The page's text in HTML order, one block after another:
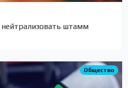
штамм
Общество